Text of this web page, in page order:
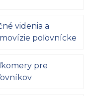
videnia a
poľovnícke
pre